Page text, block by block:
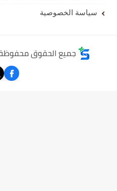
سياسة الخصوصية
جميع الحقوق محفوظة ©